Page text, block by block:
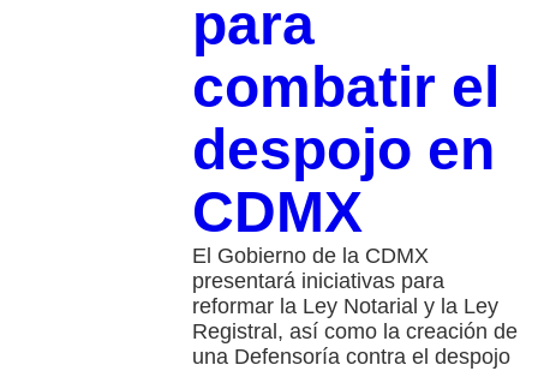
para
combatir el
despojo en
CDMX
El Gobierno de la CDMX
presentará iniciativas para
reformar la Ley Notarial y la Ley
Registral, así como la creación de
una Defensoría contra el despojo